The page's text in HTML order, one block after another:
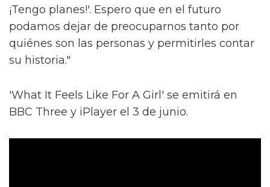
¡Tengo planes!'. Espero que en el futuro
podamos dejar de preocuparnos tanto por
quiénes son las personas y permitirles contar
su historia."
'What It Feels Like For A Girl' se emitirá en
BBC Three y iPlayer el 3 de junio.